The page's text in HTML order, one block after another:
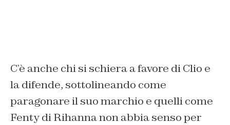
C’è anche chi si schiera a favore di Clio e
la difende, sottolineando come
paragonare il suo marchio e quelli come
Fenty di Rihanna non abbia senso per